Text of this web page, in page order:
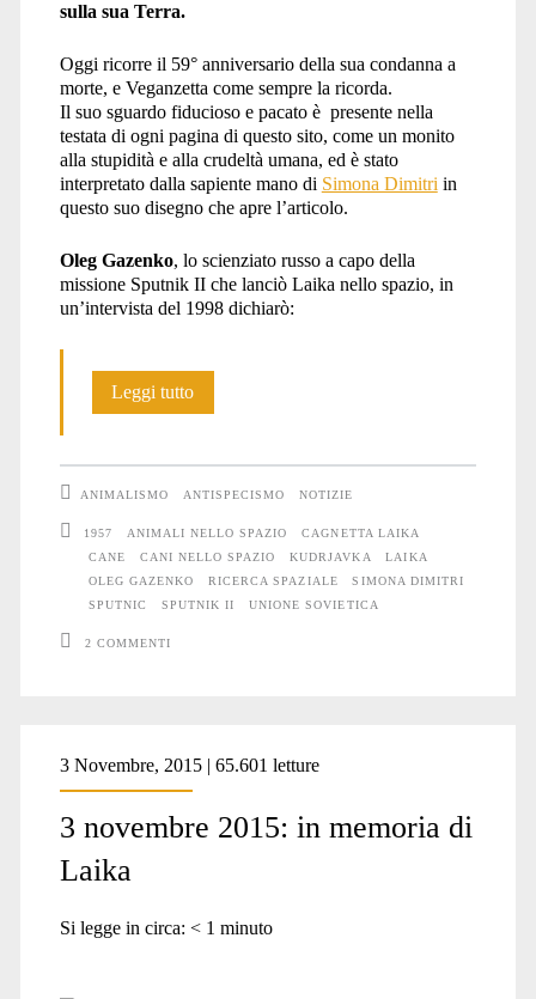
sulla sua Terra.
Oggi ricorre il 59° anniversario della sua condanna a
morte, e Veganzetta come sempre la ricorda.
Il suo sguardo fiducioso e pacato è presente nella
testata di ogni pagina di questo sito, come un monito
alla stupidità e alla crudeltà umana, ed è stato
interpretato dalla sapiente mano di Simona Dimitri in
questo suo disegno che apre l’articolo.
Oleg Gazenko, lo scienziato russo a capo della
missione Sputnik II che lanciò Laika nello spazio, in
un’intervista del 1998 dichiarò:
Leggi tutto3
memoria
di
ANIMALISMO ANTISPECISMO NOTIZIE
1957 ANIMALI NELLO SPAZIO
CAGNETTA LAIKA
CANE
CANI NELLO SPAZIO KUDRJAVKA
LAIKA
OLEG GAZENKO
RICERCA SPAZIALE
SIMONA DIMITRI
SPUTNIC
SPUTNIK II UNIONE SOVIETICA
2 COMMENTI
3 Novembre, 2015 | 65.601 letture
3 novembre 2015: in memoria di
Laika
Si legge in circa: < 1 minuto